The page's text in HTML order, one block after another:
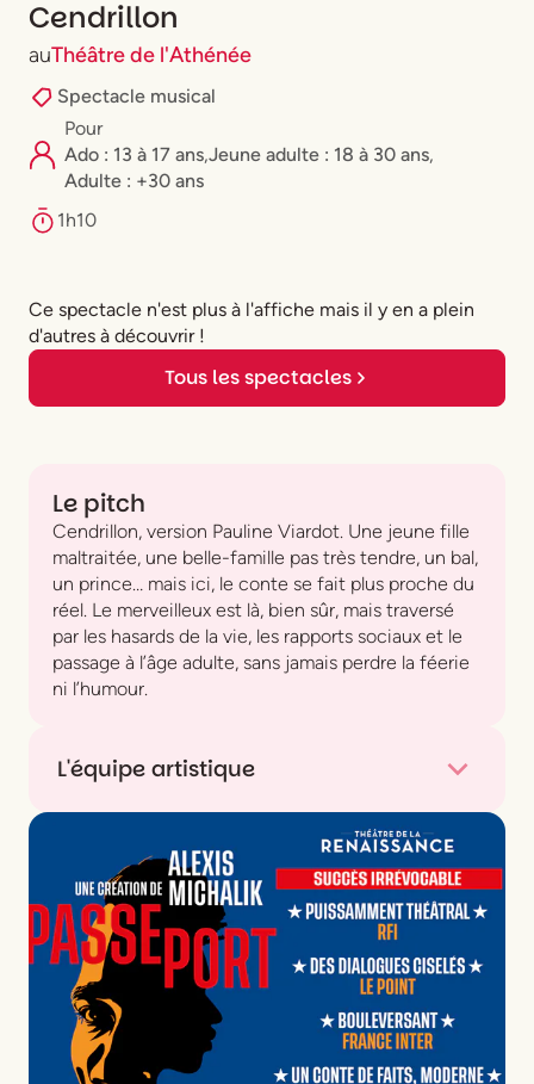
Cendrillon
auThéâtre de l'Athénée
Spectacle musical
Pour
Ado : 13 à 17 ans,⁠Jeune adulte : 18 à 30 ans,
Adulte : +30 ans
1h10
Ce spectacle n'est plus à l'affiche mais il y en a plein
d'autres à découvrir !
Tous les spectacles
Le pitch
Cendrillon, version Pauline Viardot. Une jeune fille
maltraitée, une belle-famille pas très tendre, un bal,
un prince… mais ici, le conte se fait plus proche du
réel. Le merveilleux est là, bien sûr, mais traversé
par les hasards de la vie, les rapports sociaux et le
passage à l’âge adulte, sans jamais perdre la féerie
ni l’humour.
L'équipe artistique
MusiquePauline Viardot
Adaptation musicale Jérémie Arcache
Mise en scèneDavid Lescot
Direction musicale et piano
Bianca Chillemi
Scénographie
Alwyne de Dardel
Assistante scénographie
Sasha Walter